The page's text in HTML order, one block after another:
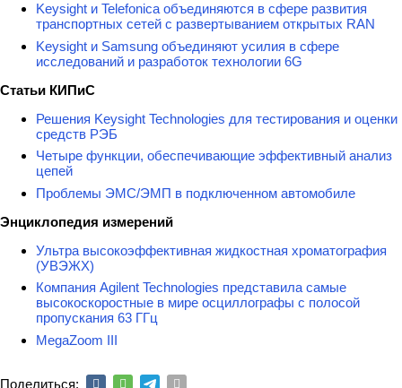
Keysight и Telefonica объединяются в сфере развития
транспортных сетей с развертыванием открытых RAN
Keysight и Samsung объединяют усилия в сфере
исследований и разработок технологии 6G
Статьи КИПиС
Решения Keysight Technologies для тестирования и оценки
средств РЭБ
Четыре функции, обеспечивающие эффективный анализ
цепей
Проблемы ЭМС/ЭМП в подключенном автомобиле
Энциклопедия измерений
Ультра высокоэффективная жидкостная хроматография
(УВЭЖХ)
Компания Agilent Technologies представила самые
высокоскоростные в мире осциллографы с полосой
пропускания 63 ГГц
MegaZoom III
Поделиться: